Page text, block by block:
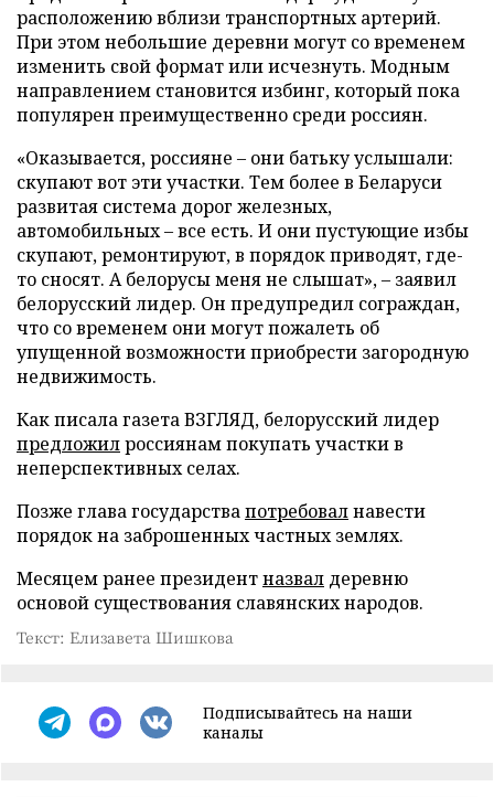
расположению вблизи транспортных артерий.
При этом небольшие деревни могут со временем
изменить свой формат или исчезнуть. Модным
направлением становится избинг, который пока
популярен преимущественно среди россиян.
«Оказывается, россияне – они батьку услышали:
скупают вот эти участки. Тем более в Беларуси
развитая система дорог железных,
автомобильных – все есть. И они пустующие избы
скупают, ремонтируют, в порядок приводят, где-
то сносят. А белорусы меня не слышат», – заявил
белорусский лидер. Он предупредил сограждан,
что со временем они могут пожалеть об
упущенной возможности приобрести загородную
недвижимость.
Как писала газета ВЗГЛЯД, белорусский лидер
предложилроссиянам покупать участки в
неперспективных селах.
Позже глава государствапотребовалнавести
порядок на заброшенных частных землях.
Месяцем ранее президентназвал деревню
основой существования славянских народов.
Текст: Елизавета Шишкова
Подписывайтесь на наши
каналы